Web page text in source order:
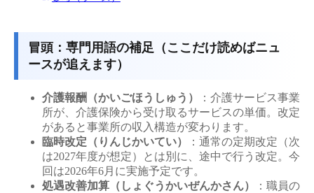
冒頭：専門用語の補足（ここだけ読めばニュ
ースが追えます）
介護報酬（かいごほうしゅう）
：介護サービス事業
所が、介護保険から受け取るサービスの単価。改定
があると事業所の収入構造が変わります。
臨時改定（りんじかいてい）
：通常の定期改定（次
は2027年度が想定）とは別に、途中で行う改定。今
回は2026年6月に実施予定です。
処遇改善加算（しょぐうかいぜんかさん）
：職員の